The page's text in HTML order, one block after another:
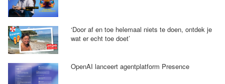
‘Door af en toe helemaal niets te doen, ontdek je
wat er echt toe doet’
OpenAI lanceert agentplatform Presence